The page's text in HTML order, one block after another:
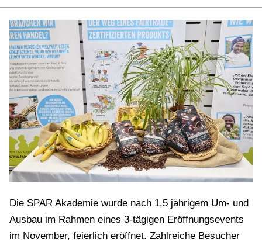
Die SPAR Akademie wurde nach 1,5 jährigem Um- und
Ausbau im Rahmen eines 3-tägigen Eröffnungsevents
im November, feierlich eröffnet. Zahlreiche Besucher